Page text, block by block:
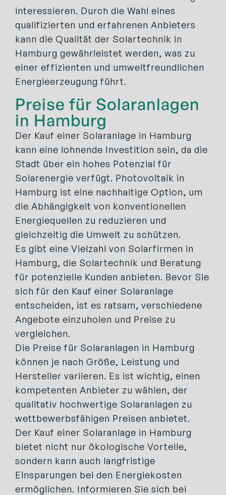
interessieren. Durch die Wahl eines
qualifizierten und erfahrenen Anbieters
kann die Qualität der Solartechnik in
Hamburg gewährleistet werden, was zu
einer effizienten und umweltfreundlichen
Energieerzeugung führt.
Preise für Solaranlagen
in Hamburg
Der Kauf einer Solaranlage in Hamburg
kann eine lohnende Investition sein, da die
Stadt über ein hohes Potenzial für
Solarenergie verfügt. Photovoltaik in
Hamburg ist eine nachhaltige Option, um
die Abhängigkeit von konventionellen
Energiequellen zu reduzieren und
gleichzeitig die Umwelt zu schützen.
Es gibt eine Vielzahl von Solarfirmen in
Hamburg, die Solartechnik und Beratung
für potenzielle Kunden anbieten. Bevor Sie
sich für den Kauf einer Solaranlage
entscheiden, ist es ratsam, verschiedene
Angebote einzuholen und Preise zu
vergleichen.
Die Preise für Solaranlagen in Hamburg
können je nach Größe, Leistung und
Hersteller variieren. Es ist wichtig, einen
kompetenten Anbieter zu wählen, der
qualitativ hochwertige Solaranlagen zu
wettbewerbsfähigen Preisen anbietet.
Der Kauf einer Solaranlage in Hamburg
bietet nicht nur ökologische Vorteile,
sondern kann auch langfristige
Einsparungen bei den Energiekosten
ermöglichen. Informieren Sie sich bei